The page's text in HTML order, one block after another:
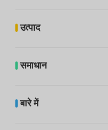
उत्पाद
समाधान
बारे में